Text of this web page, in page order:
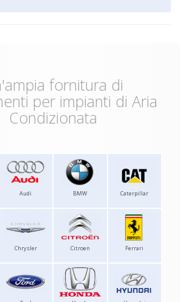
fornitura di
per impianti di Aria
Condizionata
Audi BMW Caterpillar
Chrysler Citroen Ferrari